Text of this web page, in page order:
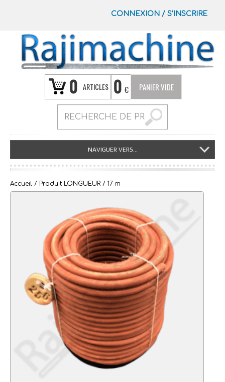
CONNEXION / S’INSCRIRE
0 ARTICLES 0 € PANIER VIDE
NAVIGUER VERS...
Accueil / Produit LONGUEUR / 17 m